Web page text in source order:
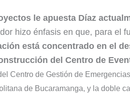
le apuesta Díaz
hizo énfasis en que, para el
está concentrado en el
del Centro de
Centro de Gestión de
de Bucaramanga, y la doble